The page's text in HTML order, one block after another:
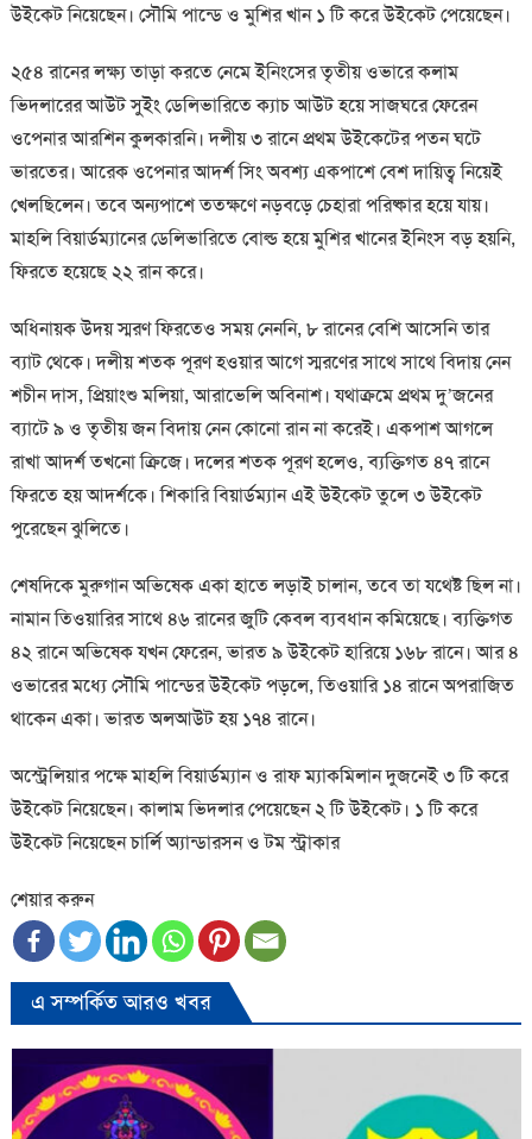
উইকেট নিয়েছেন। সৌমি পান্ডে ও মুশির খান ১ টি করে উইকেট পেয়েছেন।
২৫৪ রানের লক্ষ্য তাড়া করতে নেমে ইনিংসের তৃতীয় ওভারে কলাম
ভিদলারের আউট সুইং ডেলিভারিতে ক্যাচ আউট হয়ে সাজঘরে ফেরেন
ওপেনার আরশিন কুলকারনি। দলীয় ৩ রানে প্রথম উইকেটের পতন ঘটে
ভারতের। আরেক ওপেনার আদর্শ সিং অবশ্য একপাশে বেশ দায়িত্ব নিয়েই
খেলছিলেন। তবে অন্যপাশে ততক্ষণে নড়বড়ে চেহারা পরিষ্কার হয়ে যায়।
মাহলি বিয়ার্ডম্যানের ডেলিভারিতে বোল্ড হয়ে মুশির খানের ইনিংস বড় হয়নি,
ফিরতে হয়েছে ২২ রান করে।
অধিনায়ক উদয় স্মরণ ফিরতেও সময় নেননি, ৮ রানের বেশি আসেনি তার
ব্যাট থেকে। দলীয় শতক পূরণ হওয়ার আগে স্মরণের সাথে সাথে বিদায় নেন
শচীন দাস, প্রিয়াংশু মলিয়া, আরাভেলি অবিনাশ। যথাক্রমে প্রথম দু’জনের
ব্যাটে ৯ ও তৃতীয় জন বিদায় নেন কোনো রান না করেই। একপাশ আগলে
রাখা আদর্শ তখনো ক্রিজে। দলের শতক পূরণ হলেও, ব্যক্তিগত ৪৭ রানে
ফিরতে হয় আদর্শকে। শিকারি বিয়ার্ডম্যান এই উইকেট তুলে ৩ উইকেট
পুরেছেন ঝুলিতে।
শেষদিকে মুরুগান অভিষেক একা হাতে লড়াই চালান, তবে তা যথেষ্ট ছিল না।
নামান তিওয়ারির সাথে ৪৬ রানের জুটি কেবল ব্যবধান কমিয়েছে। ব্যক্তিগত
৪২ রানে অভিষেক যখন ফেরেন, ভারত ৯ উইকেট হারিয়ে ১৬৮ রানে। আর ৪
ওভারের মধ্যে সৌমি পান্ডের উইকেট পড়লে, তিওয়ারি ১৪ রানে অপরাজিত
থাকেন একা। ভারত অলআউট হয় ১৭৪ রানে।
অস্ট্রেলিয়ার পক্ষে মাহলি বিয়ার্ডম্যান ও রাফ ম্যাকমিলান দুজনেই ৩ টি করে
উইকেট নিয়েছেন। কালাম ভিদলার পেয়েছেন ২ টি উইকেট। ১ টি করে
উইকেট নিয়েছেন চার্লি অ্যান্ডারসন ও টম স্ট্রাকার
শেয়ার করুন
এ সম্পর্কিত আরও খবর